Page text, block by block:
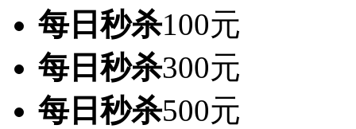
每日秒杀100元
每日秒杀300元
每日秒杀500元